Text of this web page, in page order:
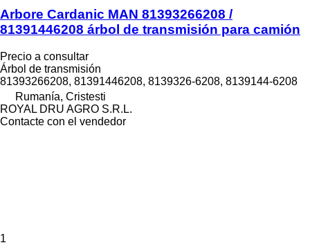
Arbore Cardanic MAN 81393266208 /
81391446208 árbol de transmisión para camión
Precio a consultar
Árbol de transmisión
81393266208, 81391446208, 8139326-6208, 8139144-6208
Rumanía, Cristesti
ROYAL DRU AGRO S.R.L.
Contacte con el vendedor
1